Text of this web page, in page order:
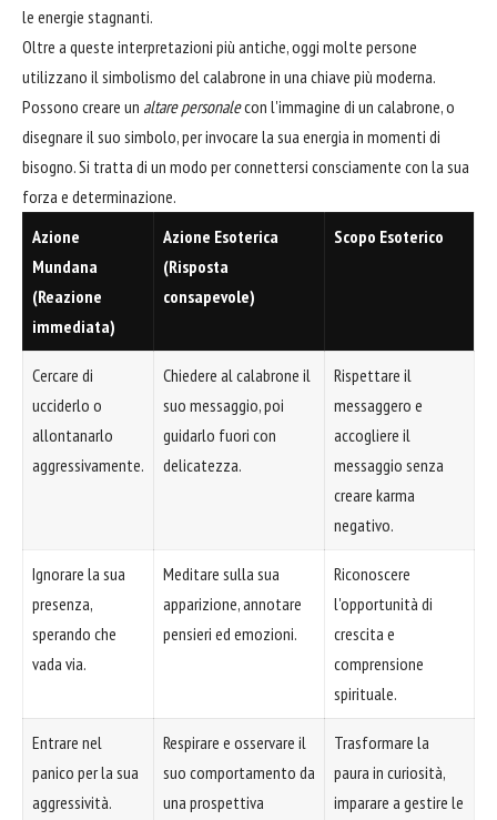
le energie stagnanti.
Oltre a queste interpretazioni più antiche, oggi molte persone
utilizzano il simbolismo del calabrone in una chiave più moderna.
Possono creare un altare personalecon l'immagine di un calabrone, o
disegnare il suo simbolo, per invocare la sua energia in momenti di
bisogno. Si tratta di un modo per connettersi consciamente con la sua
forza e determinazione.
Azione
Mundana
(Reazione
immediata)
Azione Esoterica
(Risposta
consapevole)
Scopo Esoterico
Cercare di
ucciderlo o
allontanarlo
aggressivamente.
Chiedere al calabrone il
suo messaggio, poi
guidarlo fuori con
delicatezza.
Rispettare il
messaggero e
accogliere il
messaggio senza
creare karma
negativo.
Ignorare la sua
presenza,
sperando che
vada via.
Meditare sulla sua
apparizione, annotare
pensieri ed emozioni.
Riconoscere
l'opportunità di
crescita e
comprensione
spirituale.
Entrare nel
panico per la sua
aggressività.
Respirare e osservare il
suo comportamento da
una prospettiva
Trasformare la
paura in curiosità,
imparare a gestire le